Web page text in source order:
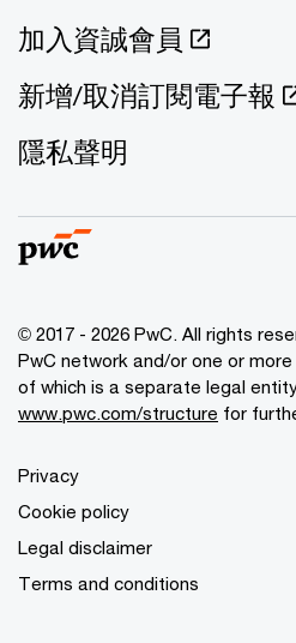
加入資誠會員
新增/取消訂閱電子報
隱私聲明
© 2017 - 2026 PwC. All rights
PwC network and/or one or
of which is a separate legal
www.pwc.com/structure for
Privacy
Cookie policy
Legal disclaimer
Terms and conditions